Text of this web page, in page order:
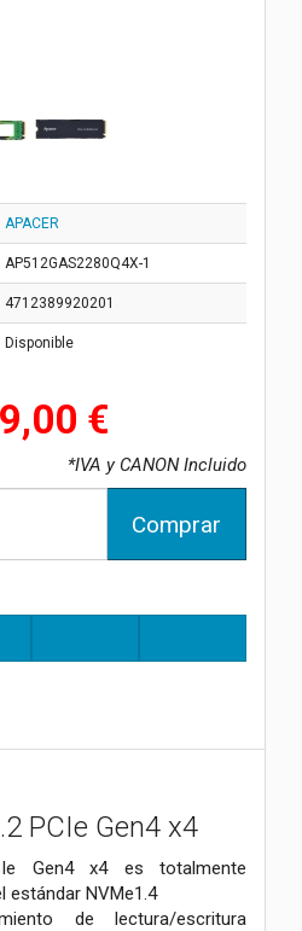
APACER
AP512GAS2280Q4X-1
4712389920201
Disponible
€
*IVA y CANON Incluido
Comprar
PCIe Gen4 x4
Gen4 x4 es totalmente
estándar NVMe1.4
de lectura/escritura